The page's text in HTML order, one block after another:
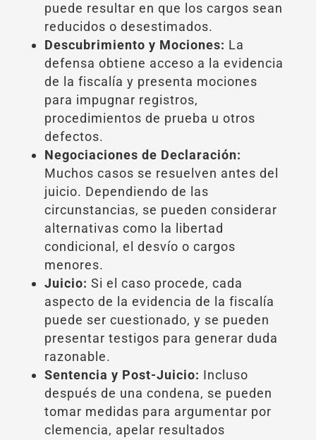
puede resultar en que los cargos sean
reducidos o desestimados.
Descubrimiento y Mociones: La
defensa obtiene acceso a la evidencia
de la fiscalía y presenta mociones
para impugnar registros,
procedimientos de prueba u otros
defectos.
Negociaciones de Declaración:
Muchos casos se resuelven antes del
juicio. Dependiendo de las
circunstancias, se pueden considerar
alternativas como la libertad
condicional, el desvío o cargos
menores.
Juicio: Si el caso procede, cada
aspecto de la evidencia de la fiscalía
puede ser cuestionado, y se pueden
presentar testigos para generar duda
razonable.
Sentencia y Post-Juicio: Incluso
después de una condena, se pueden
tomar medidas para argumentar por
clemencia, apelar resultados